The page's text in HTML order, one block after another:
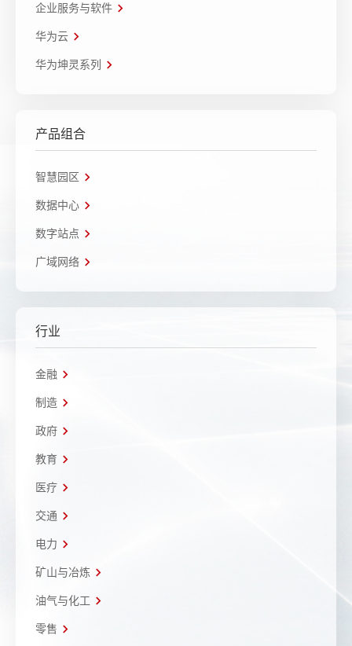
企业服务与软件
华为云
华为坤灵系列
产品组合
智慧园区
数据中心
数字站点
广域网络
行业
金融
制造
政府
教育
医疗
交通
电力
矿山与冶炼
油气与化工
零售